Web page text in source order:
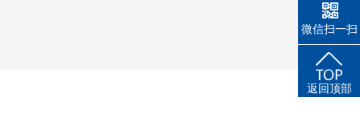
微信扫一扫
返回顶部